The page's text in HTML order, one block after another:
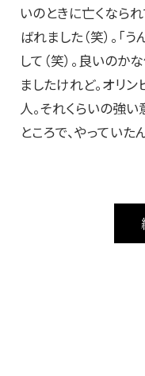
いのときに亡くなられ
ばれました（笑）。「
して（笑）。良いのか
ましたけれど。オリ
人。それくらいの強
ところで、やっていた